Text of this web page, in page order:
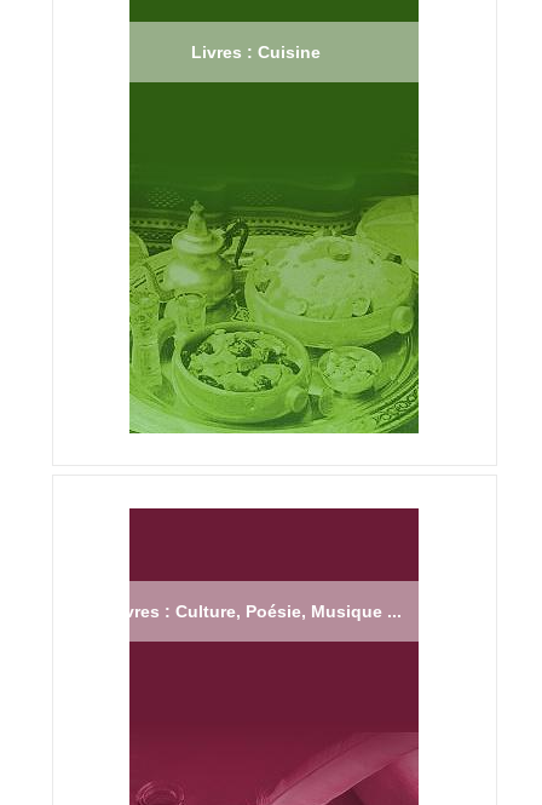
Livres : Cuisine
Livres : Culture, Poésie, Musique ...